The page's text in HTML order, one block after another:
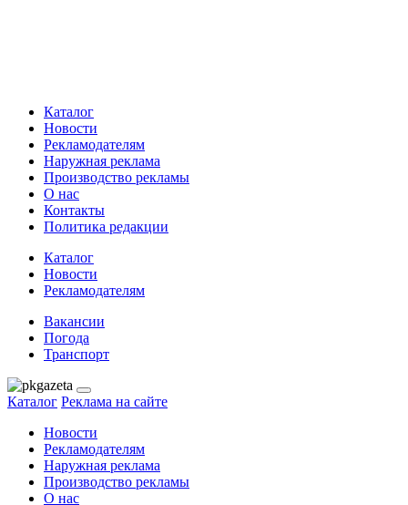
Каталог
Новости
Рекламодателям
Наружная реклама
Производство рекламы
О нас
Контакты
Политика редакции
Каталог
Новости
Рекламодателям
Вакансии
Погода
Транспорт
Каталог Реклама на сайте
Новости
Рекламодателям
Наружная реклама
Производство рекламы
О нас